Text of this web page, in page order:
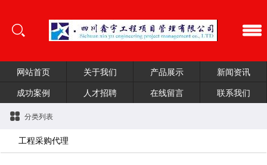
网站首页 关于我们 产品展示
新闻资讯
成功案例
人才招聘 在线留言 联系我们
分类列表
工程采购代理